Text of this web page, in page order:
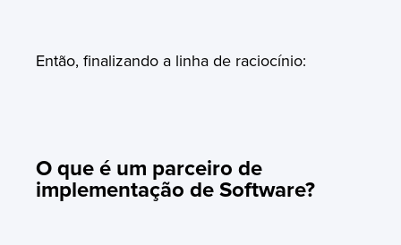
Então, finalizando a linha de raciocínio:
O que é um parceiro de
implementação de Software?